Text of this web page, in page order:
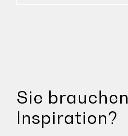
Sie brauchen
Inspiration?